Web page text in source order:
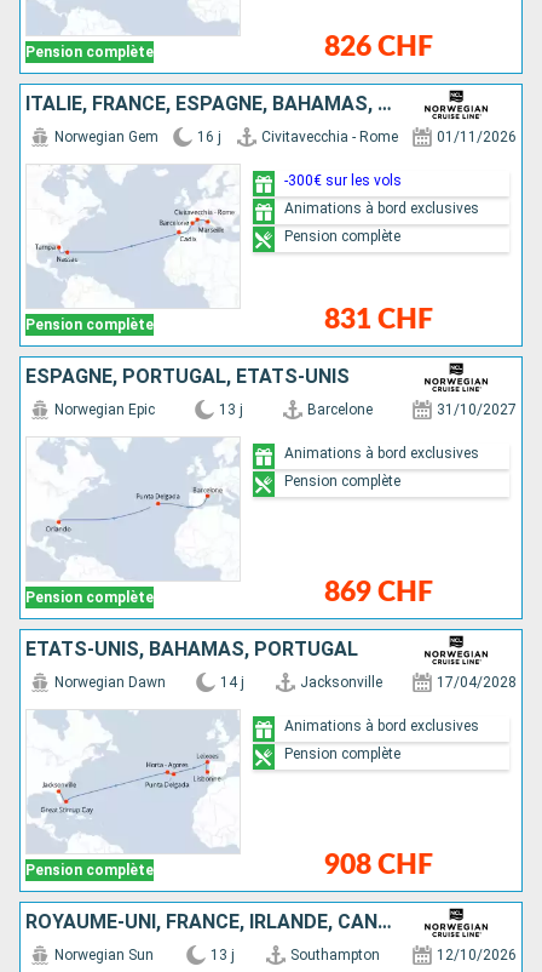
Pension complète 826 CHF
ITALIE, FRANCE, ESPAGNE, BAHAMAS, ÉTATS-UNIS
Pension complète
Norwegian Gem 16 j Civitavecchia - Rome 01/11/2026
831 CHF
-300€ sur les vols
Animations à bord exclusives
Pension complète
ESPAGNE, PORTUGAL, ÉTATS-UNIS
Pension complète
Norwegian Epic 13 j Barcelone 31/10/2027
869 CHF
Animations à bord exclusives
Pension complète
ÉTATS-UNIS, BAHAMAS, PORTUGAL
Pension complète
Norwegian Dawn 14 j Jacksonville 17/04/2028
908 CHF
Animations à bord exclusives
Pension complète
ROYAUME-UNI, FRANCE, IRLANDE, CANADA, ÉTATS-UNIS
Norwegian Sun 13 j Southampton 12/10/2026